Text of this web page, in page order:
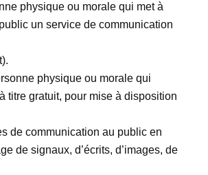
physique ou morale qui met à
un service de communication
physique ou morale qui
titre gratuit, pour mise à disposition
de communication au public en
de signaux, d’écrits, d’images, de